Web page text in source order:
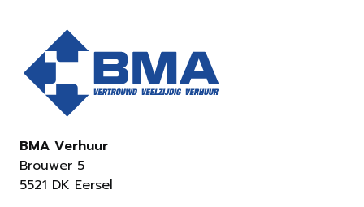
BMA Verhuur
Brouwer 5
5521 DK Eersel